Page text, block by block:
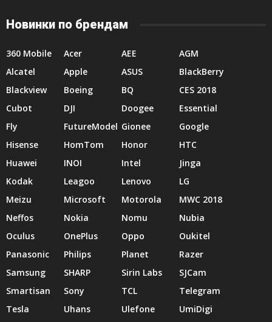
Новинки по брендам
360 Mobile Acer AEE
AGM
Alcatel
Apple ASUS
BlackBerry
Blackview
Boeing BQ
CES 2018
Cubot
DJI Doogee
Essential
Fly
FutureModel Gionee
Google
Hisense
HomTom Honor
HTC
Huawei
INOI Intel
Jinga
Kodak
Leagoo Lenovo
LG
Meizu
Microsoft Motorola
MWC 2018
Neffos
Nokia Nomu
Nubia
Oculus
OnePlus Oppo
Oukitel
Panasonic
Philips Planet
Razer
Samsung
SHARP Sirin Labs
SJCam
Smartisan
Sony TCL
Telegram
Tesla
Uhans Ulefone
UmiDigi